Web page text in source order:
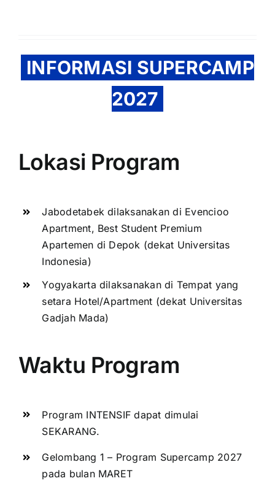
INFORMASI SUPERCAMP
2027
Lokasi Program
Jabodetabek dilaksanakan di Evencioo
Apartment, Best Student Premium
Apartemen di Depok (dekat Universitas
Indonesia)
Yogyakarta dilaksanakan di Tempat yang
setara Hotel/Apartment (dekat Universitas
Gadjah Mada)
Waktu Program
Program INTENSIF dapat dimulai
SEKARANG.
Gelombang 1 – Program Supercamp 2027
pada bulan MARET